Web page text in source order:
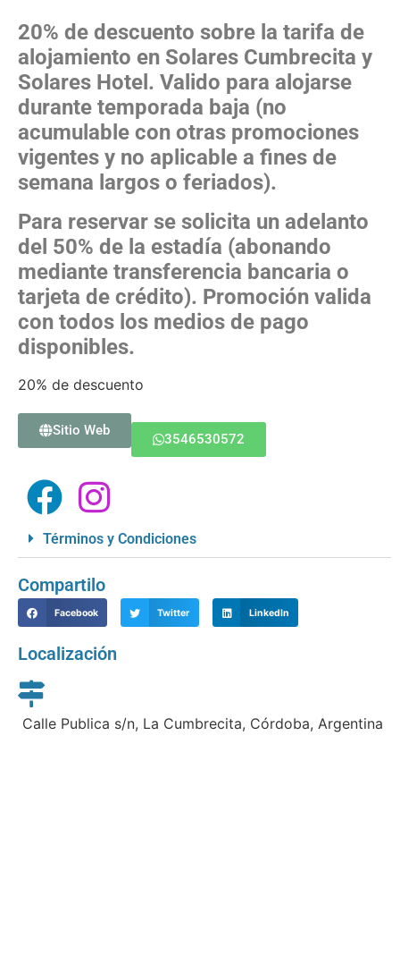
20% de descuento sobre la tarifa de
alojamiento en Solares Cumbrecita y
Solares Hotel. Valido para alojarse
durante temporada baja (no
acumulable con otras promociones
vigentes y no aplicable a fines de
semana largos o feriados).
Para reservar se solicita un adelanto
del 50% de la estadía (abonando
mediante transferencia bancaria o
tarjeta de crédito). Promoción valida
con todos los medios de pago
disponibles.
20% de descuento
Sitio Web
3546530572
Términos y Condiciones
Compartilo
Facebook Twitter LinkedIn
Localización
Calle Publica s/n, La Cumbrecita, Córdoba, Argentina